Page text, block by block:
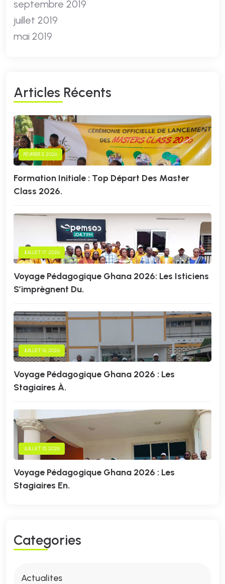
septembre 2019
juillet 2019
mai 2019
ARTICLES RÉCENTS
FÉVRIER 3, 2026
Formation Initiale : Top Départ Des Master
Class 2026.
JUILLET 17, 2026
Voyage Pédagogique Ghana 2026: Les Isticiens
S’imprègnent Du.
JUILLET 16, 2026
Voyage Pédagogique Ghana 2026 : Les
Stagiaires À.
JUILLET 15, 2026
Voyage Pédagogique Ghana 2026 : Les
Stagiaires En.
CATEGORIES
Actualites